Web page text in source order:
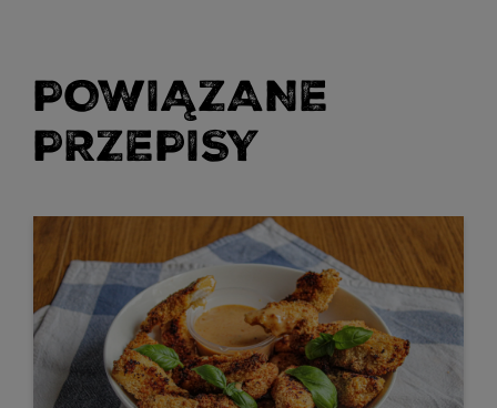
POWIĄZANE
PRZEPISY